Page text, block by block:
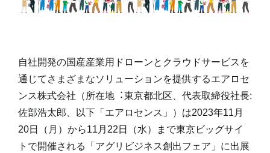
自社開発の国産産業用ドローンとクラウドサービスを
通じてさまざまなソリューションを提供するエアロセ
ンス株式会社（所在地︓東京都北区、代表取締役社長:
佐部浩太郎、以下「エアロセンス」）は2023年11月
20日（月）から11月22日（水）まで東京ビッグサイ
トで開催される「アグリビジネス創出フェア」に出展